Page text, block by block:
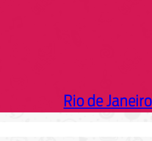
Rio de Janeiro